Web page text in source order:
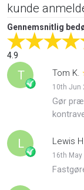
kunde
Gennemsnitlig
4.9
T Tom K.
10th Jun
Gør
L Lewis
16th May